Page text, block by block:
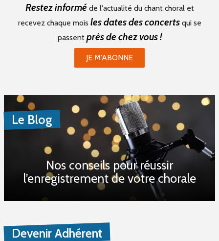
Restez informé de l'actualité du chant choral et
recevez chaque mois les dates des concertsqui se
passent près de chez vous !
JE M'ABONNE
Le Blog
Nos conseils pour réussir
l’enregistrement de votre chorale
Devenir Adhérent